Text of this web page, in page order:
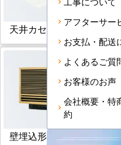
天井カセット1方向形
壁埋込形
アフターサー
お支払・配送
よくあるご質
お客様のお声
会社概要・特
約